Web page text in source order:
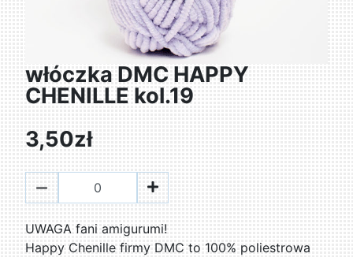
włóczka DMC HAPPY
CHENILLE kol.19
3,50zł
UWAGA fani amigurumi!
Happy Chenille firmy DMC to 100% poliestrowa